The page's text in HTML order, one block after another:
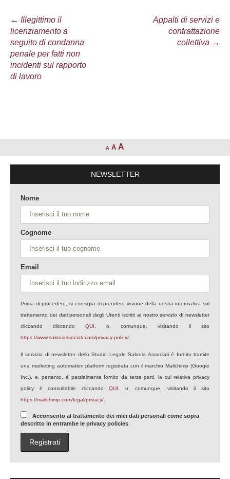
Navigazione
articolo
← Illegittimo il
licenziamento a
seguito di condanna
penale per fatti non
incidenti sul rapporto
di lavoro
Appalti di servizi e
contrattazione
collettiva →
A A A
NEWSLETTER
Nome
Cognome
Email
Prima di procedere, si consiglia di prendere visione della nostra informativa sul
trattamento dei dati personali degli Utenti iscritti al nostro servizio di newsletter
cliccando cliccando QUI , o, comunque, visitando il sito
https://www.saloniassociati.com/privacy-policy/
Il servizio di newsletter dello Studio Legale Salonia Associati è fornito tramite
una marketing automation platform registrata con il marchio Mailchimp (Google
Inc.), e, pertanto, è parzialmente fornito da terze parti, la cui relativa privacy
policy è consultabile cliccandoQUI
, o, comunque, visitando il sito
https://mailchimp.com/legal/privacy/
Acconsento al trattamento dei miei dati personali come sopra
descritto in entrambe le privacy policies